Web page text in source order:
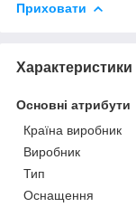
Приховати
Характеристики
Основні атрибути
Країна виробник
Виробник
Тип
Оснащення